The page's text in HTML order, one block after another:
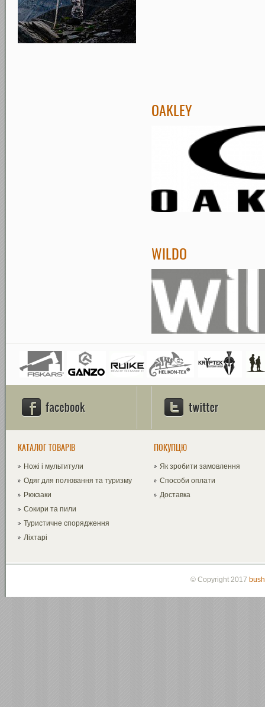
OAKLEY
WILDO
КАТАЛОГ ТОВАРІВ
Ножі і мультитули
Одяг для полювання та туризму
Рюкзаки
Сокири та пили
Туристичне спорядження
Ліхтарі
ПОКУПЦЮ
Як зробити замовлення
Способи оплати
Доставка
© Copyright 2017